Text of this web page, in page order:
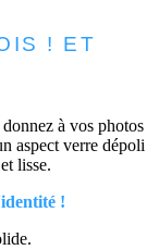
! ET
à vos photos
aspect verre dépoli
lisse.
!